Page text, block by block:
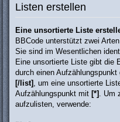
Listen erstellen
Eine unsortierte Liste
BBCode unterstützt zwei
Sie sind im Wesentlichen
Eine unsortierte Liste gibt die
durch einen
[/list]
, um eine unsortierte
Aufzählungspunkt mit [*]
.
aufzulisten, verwende: